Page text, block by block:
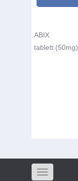
ABIX
tablett (50mg)